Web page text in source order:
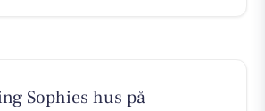
Sophies hus på